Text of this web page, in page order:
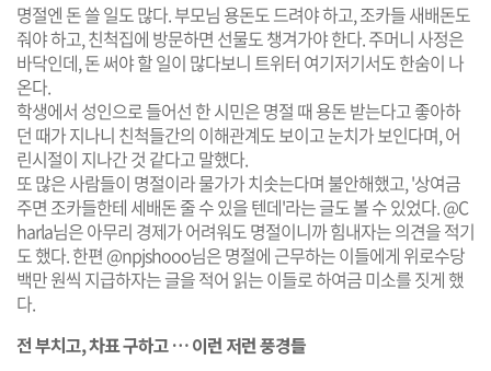
명절엔 돈 쓸 일도 많다. 부모님 용돈도 드려야 하고, 조카들 새배돈도
줘야 하고, 친척집에 방문하면 선물도 챙겨가야 한다. 주머니 사정은
바닥인데, 돈 써야 할 일이 많다보니 트위터 여기저기서도 한숨이 나
온다.
학생에서 성인으로 들어선 한 시민은 명절 때 용돈 받는다고 좋아하
던 때가 지나니 친척들간의 이해관계도 보이고 눈치가 보인다며, 어
린시절이 지나간 것 같다고 말했다.
또 많은 사람들이 명절이라 물가가 치솟는다며 불안해했고, '상여금
주면 조카들한테 세배돈 줄 수 있을 텐데'라는 글도 볼 수 있었다. @C
harla님은 아무리 경제가 어려워도 명절이니까 힘내자는 의견을 적기
도 했다. 한편 @npjshooo님은 명절에 근무하는 이들에게 위로수당
백만 원씩 지급하자는 글을 적어 읽는 이들로 하여금 미소를 짓게 했
다.
전 부치고, 차표 구하고 … 이런 저런 풍경들